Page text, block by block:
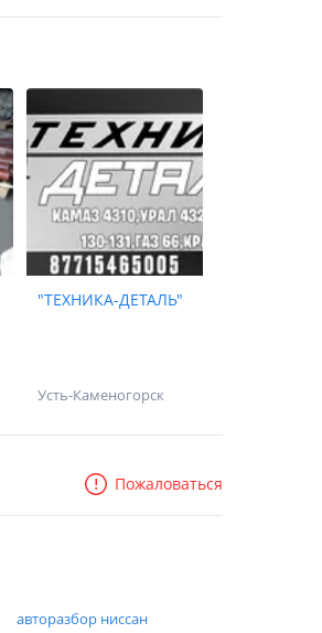
"ТЕХНИКА-ДЕТАЛЬ"
Усть-Каменогорск
Пожаловаться
авторазбор ниссан